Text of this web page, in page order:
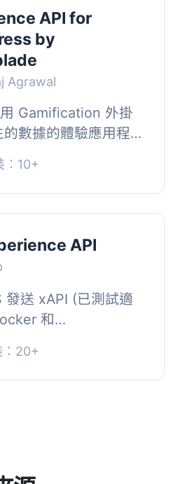
API for
by
Agrawal
Gamification 外掛
數據的體驗應用程式
兩個主要功能：, , 1.
：10+
API
發送 xAPI (已測試適
和
能啟用。, 本外掛也
, 已進...
：20+